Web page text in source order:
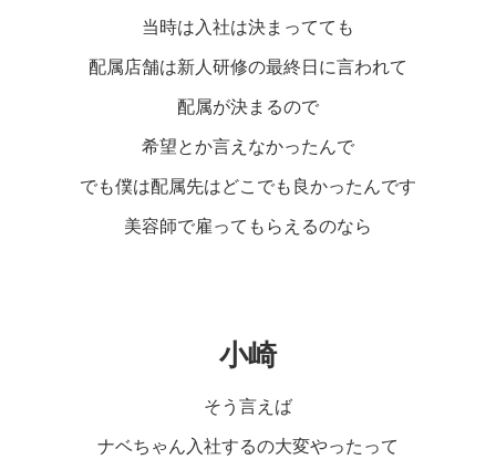
当時は入社は決まってても
配属店舗は新人研修の最終日に言われて
配属が決まるので
希望とか言えなかったんで
でも僕は配属先はどこでも良かったんです
美容師で雇ってもらえるのなら
小崎
そう言えば
ナベちゃん入社するの大変やったって